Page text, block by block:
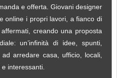
e offerta. Giovani designer
online i propri lavori, a fianco di
creando una proposta
un’infinità di idee, spunti,
arredare casa, ufficio, locali,
interessanti.